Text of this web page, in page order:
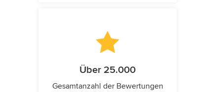
Über 25.000
Gesamtanzahl der Bewertungen